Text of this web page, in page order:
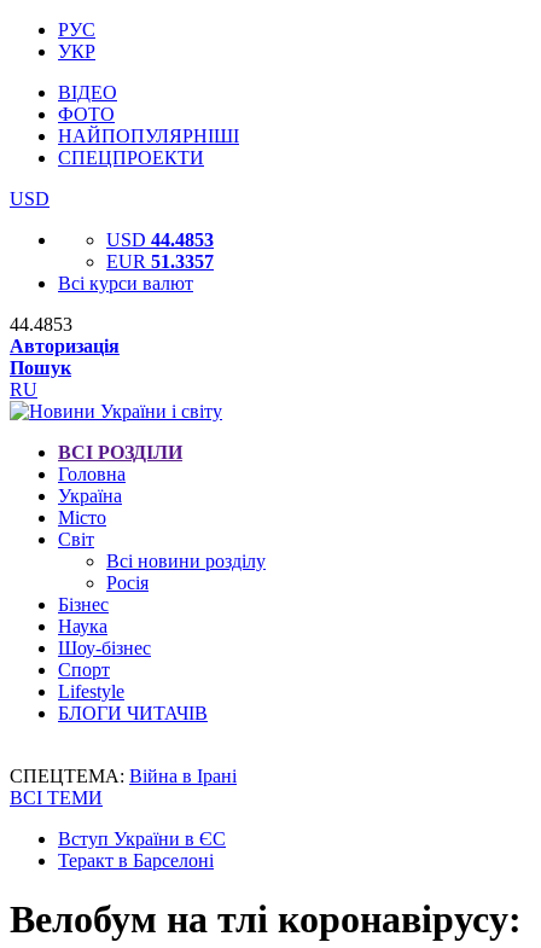
РУС
УКР
ВІДЕО
ФОТО
НАЙПОПУЛЯРНІШІ
СПЕЦПРОЕКТИ
USD
USD 44.4853
EUR 51.3357
Всі курси валют
44.4853
Авторизація
Пошук
RU
ВСІ РОЗДІЛИ
Головна
Україна
Місто
Світ
Всі новини розділу
Росія
Бізнес
Наука
Шоу-бізнес
Спорт
Lifestyle
БЛОГИ ЧИТАЧІВ
СПЕЦТЕМА: Війна в Ірані
ВСІ ТЕМИ
Вступ України в ЄС
Теракт в Барселоні
Велобум на тлі коронавірусу: